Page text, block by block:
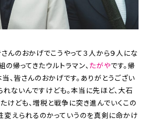
さんのおかげでこうやって３人から９人にな
の帰ってきたウルトラマン、 たがやです。帰
、皆さんのおかげです。ありがとうござい
れないんですけども。本当に先ほど、大石
けども、増税と戦争に突き進んでいくこの
変えられるのかっていうのを真剣に命かけ